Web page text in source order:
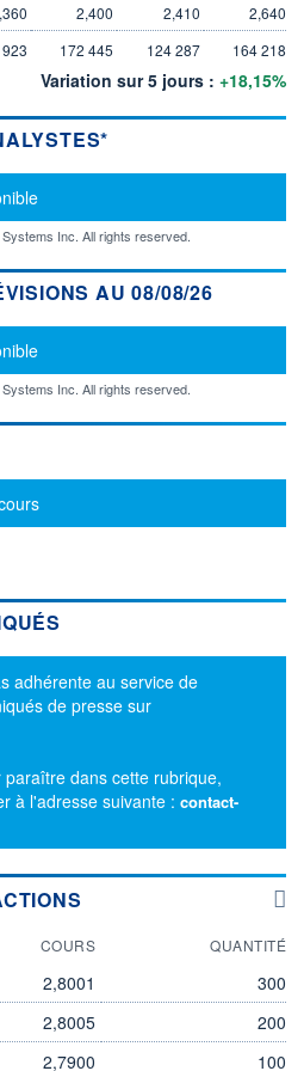
2,400 2,410
2,640
172 445 124 287 164 218
Variation sur 5 jours : +18,15%
Inc. All rights reserved.
AU 08/08/26
Inc. All rights reserved.
adhérente au service de
de presse sur
dans cette rubrique,
à l'adresse suivante : contact-
COURS QUANTITÉ
2,8001
300
2,8005
200
2,7900 100